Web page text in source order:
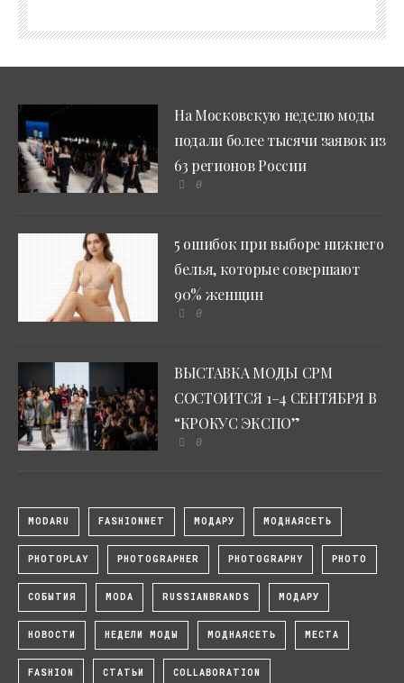
На Московскую неделю моды
подали более тысячи заявок из
63 регионов России
0
5 ошибок при выборе нижнего
белья, которые совершают
90% женщин
0
ВЫСТАВКА МОДЫ CPM
СОСТОИТСЯ 1–4 СЕНТЯБРЯ В
“КРОКУС ЭКСПО”
0
MODARU FASHIONNET МОДАРУ МОДНАЯСЕТЬ
PHOTOPLAY PHOTOGRAPHER PHOTOGRAPHY PHOTO
СОБЫТИЯ MODA RUSSIANBRANDS МОДАРУ
НОВОСТИ НЕДЕЛИ МОДЫ МОДНАЯСЕТЬ МЕСТА
FASHION СТАТЬИ COLLABORATION